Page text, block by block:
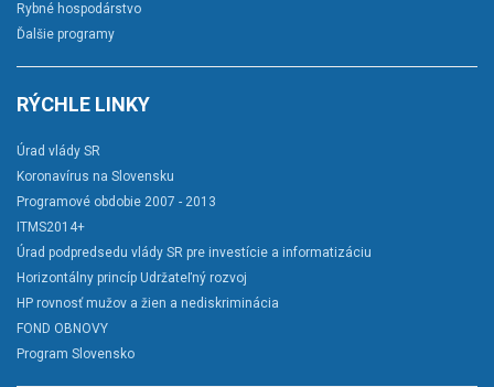
Rybné hospodárstvo
Ďalšie programy
RÝCHLE LINKY
Úrad vlády SR
Koronavírus na Slovensku
Programové obdobie 2007 - 2013
ITMS2014+
Úrad podpredsedu vlády SR pre investície a informatizáciu
Horizontálny princíp Udržateľný rozvoj
HP rovnosť mužov a žien a nediskriminácia
FOND OBNOVY
Program Slovensko